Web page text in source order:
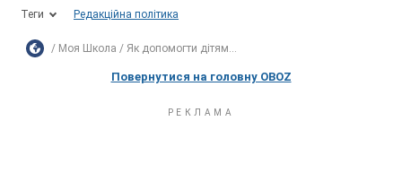
Теги Редакційна політика
Моя Школа Як допомогти дітям...
Повернутися на головну OBOZ